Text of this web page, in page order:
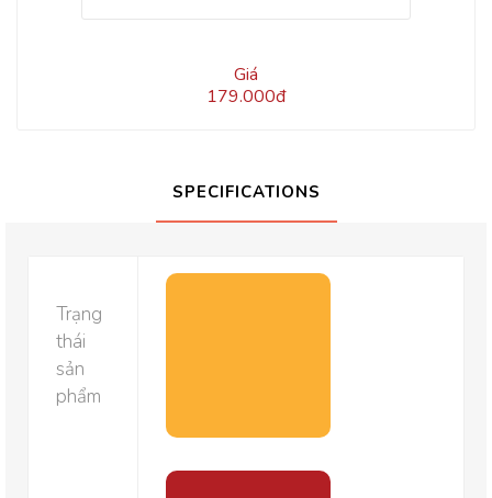
Giá
179.000đ
SPECIFICATIONS
Trạng
thái
sản
phẩm